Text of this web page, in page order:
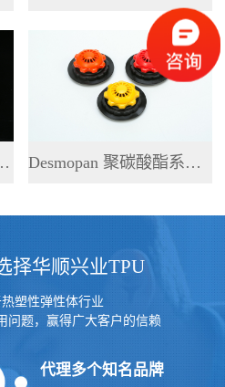
聚酯系列 TPU Desmopan 聚碳酸酯系列 TPU
择华顺兴业TPU
塑性弹性体行业
问题，赢得广大客户的信赖
代理多个知名品牌